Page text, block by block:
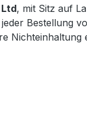
, mit Sitz auf
Bestellung